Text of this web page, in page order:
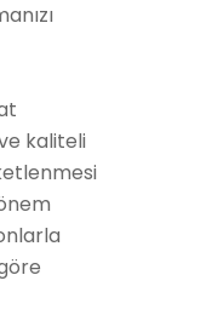
kaliteli